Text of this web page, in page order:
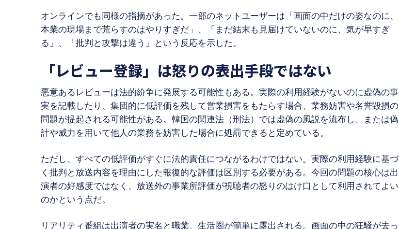
オンラインでも同様の指摘があった。一部のネットユーザーは「画面の中だけの姿なのに、
本業の現場まで荒らすのはやりすぎだ」、「まだ結末も見届けていないのに、気が早すぎ
る」、「批判と攻撃は違う」という反応を示した。
「レビュー登録」は怒りの表出手段ではない
悪意あるレビューは法的紛争に発展する可能性もある。実際の利用経験がないのに虚偽の事
実を記載したり、集団的に低評価を残して営業損害をもたらす場合、業務妨害や名誉毀損の
問題が提起される可能性がある。韓国の関連法（刑法）では虚偽の風説を流布し、または偽
計や威力を用いて他人の業務を妨害した場合に処罰できると定めている。
ただし、すべての低評価がすぐに法的責任につながるわけではない。実際の利用経験に基づ
く批判と放送内容を理由にした報復的な評価は区別する必要がある。今回の問題の核心は出
演者の好感度ではなく、放送外の事業所評価が視聴者の怒りのはけ口として利用されてよい
のかという点だ。
リアリティ番組は出演者の実名と職業、生活圏が簡単に露出される。画面の中の狂騒が去っ